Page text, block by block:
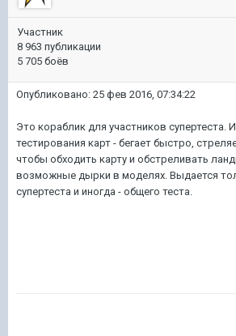
Участник
8 963 публикации
5 705 боёв
Опубликовано: 25 фев 2016, 07:34:22
Это кораблик для участников супертеста.
тестирования карт - бегает быстро,
чтобы обходить карту и обстреливать
возможные дырки в моделях. Выдается
супертеста и иногда - общего теста.